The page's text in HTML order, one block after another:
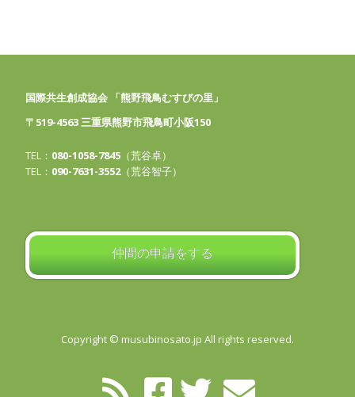
国際共生創成協会 「熊野飛鳥むすびの里」
〒519-4563 三重県熊野市飛鳥町小阪150
TEL： 080-1058-7845 （荒谷卓）
TEL： 090-7631-3552（荒谷智子）
仲間の申請をする
Copyright © musubinosato.jp All rights reserved.